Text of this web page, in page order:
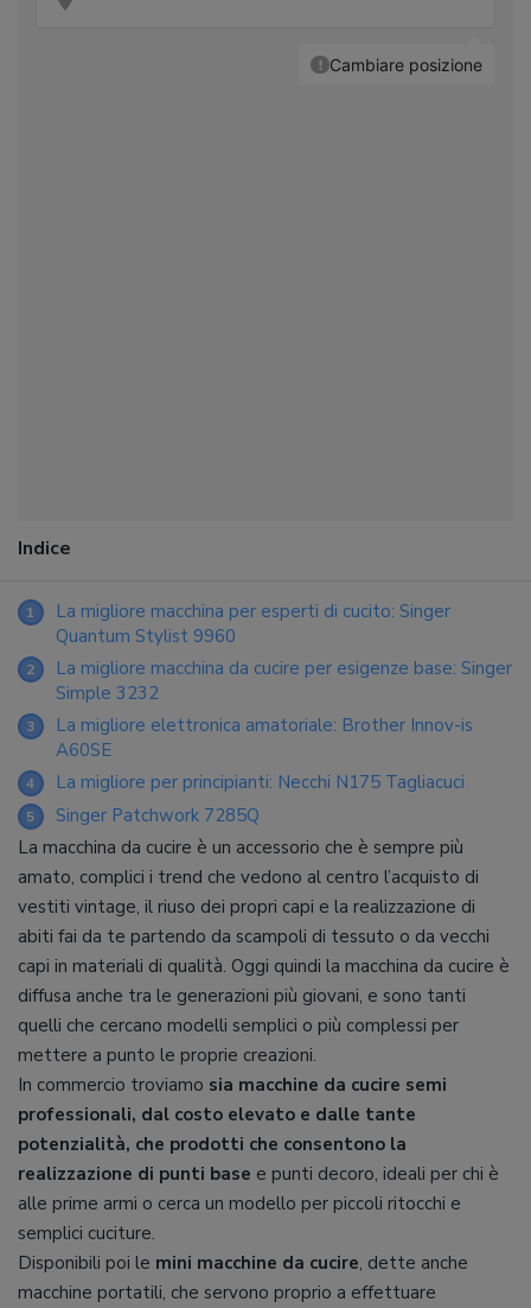
Indice
1
La migliore macchina per esperti di cucito: Singer
Quantum Stylist 9960
2
La migliore macchina da cucire per esigenze base: Singer
Simple 3232
3
La migliore elettronica amatoriale: Brother Innov-is
A60SE
4 La migliore per principianti: Necchi N175 Tagliacuci
5
Singer Patchwork 7285Q
La macchina da cucire è un accessorio che è sempre più
amato, complici i trend che vedono al centro l’acquisto di
vestiti vintage, il riuso dei propri capi e la realizzazione di
abiti fai da te partendo da scampoli di tessuto o da vecchi
capi in materiali di qualità. Oggi quindi la macchina da cucire è
diffusa anche tra le generazioni più giovani, e sono tanti
quelli che cercano modelli semplici o più complessi per
mettere a punto le proprie creazioni.
In commercio troviamo sia macchine da cucire semi
professionali, dal costo elevato e dalle tante
potenzialità, che prodotti che consentono la
realizzazione di punti base e punti decoro, ideali per chi è
alle prime armi o cerca un modello per piccoli ritocchi e
semplici cuciture.
Disponibili poi le mini macchine da cucire, dette anche
macchine portatili, che servono proprio a effettuare